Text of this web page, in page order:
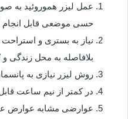
عمل لیزر هموروئید به
حسی موضعی قابل
نیاز به بستری و
بلافاصله به محل زندگی و
روش لیزر نیازی به
در کمتر از نیم ساعت
عوارضی مشابه عوارض